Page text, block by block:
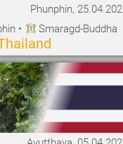
Phunphin,
• Smaragd-Buddha